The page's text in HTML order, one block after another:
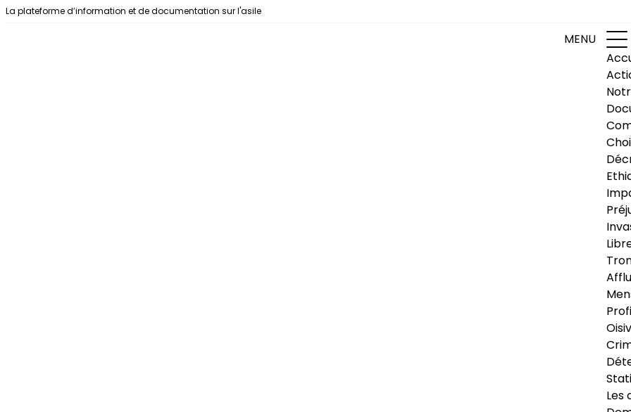
Aller au contenu
La plateforme d’information et de documentation sur l'asile
MENU
Les